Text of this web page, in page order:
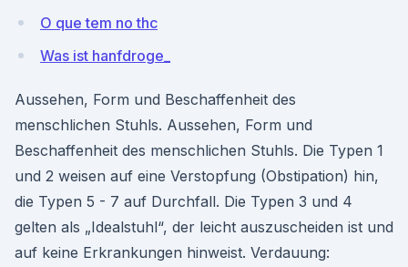
O que tem no thc
Was ist hanfdroge_
Aussehen, Form und Beschaffenheit des
menschlichen Stuhls. Aussehen, Form und
Beschaffenheit des menschlichen Stuhls. Die Typen 1
und 2 weisen auf eine Verstopfung (Obstipation) hin,
die Typen 5 - 7 auf Durchfall. Die Typen 3 und 4
gelten als „Idealstuhl“, der leicht auszuscheiden ist und
auf keine Erkrankungen hinweist. Verdauung: